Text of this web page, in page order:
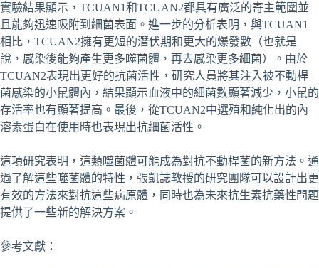
實驗結果顯示，TCUAN1和TCUAN2都具有廣泛的寄主範圍並
且能夠迅速吸附到細菌表面。進一步的分析表明，與TCUAN1
相比，TCUAN2擁有更短的潛伏期和更大的爆發數（也就是
說，感染後能夠產生更多噬菌體，再去感染更多細菌）。由於
TCUAN2表現出更好的抗菌活性，研究人員將其注入被不動桿
菌感染的小鼠體內，結果顯示血液中的細菌數顯著減少，小鼠的
存活率也有顯著提高。最後，從TCUAN2中選殖和純化出的內
溶素蛋白在使用時也表現出抗細菌活性。
這項研究表明，這類噬菌體可能成為對抗不動桿菌的新方法。通
過了解這些噬菌體的特性，張凱誌教授的研究團隊可以設計出更
有效的方法來對抗這些病原體，同時也為未來抗生素抗藥性問題
提供了一些新的解決方案。
參考文獻：